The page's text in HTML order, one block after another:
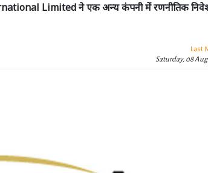
Limited ने एक अन्य कंपनी में रणनीतिक
Last
Saturday, 08